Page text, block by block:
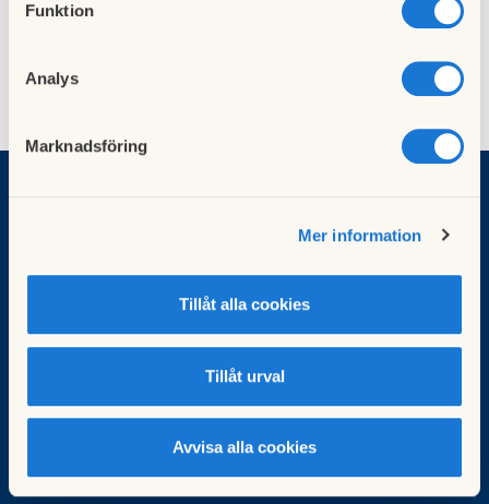
Funktion
Analys
Marknadsföring
Mer information
Tillåt alla cookies
Tillåt urval
Avvisa alla cookies
2019.pdf
Örebro
Cookieinställningar
Redigera hemsida